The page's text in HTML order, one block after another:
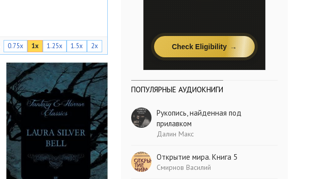
0.75x 1x 1.25x 1.5x 2x
ПОПУЛЯРНЫЕ АУДИОКНИГИ
Рукопись, найденная под
прилавком
Далин Макс
Открытие мира. Книга 5
Смирнов Василий